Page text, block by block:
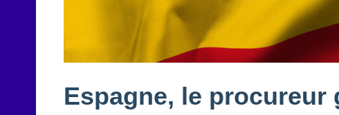
Espagne, le procureur